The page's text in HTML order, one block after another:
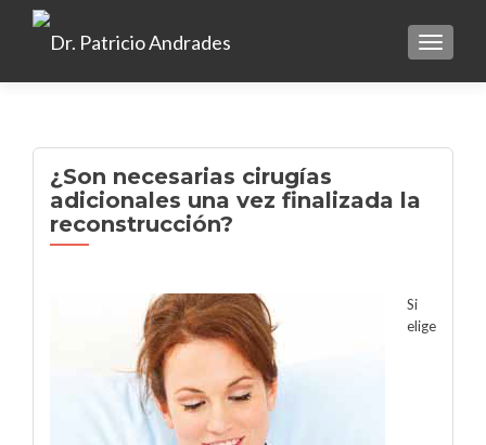
¿Son necesarias cirugías
adicionales una vez finalizada la
reconstrucción?
Si
elige